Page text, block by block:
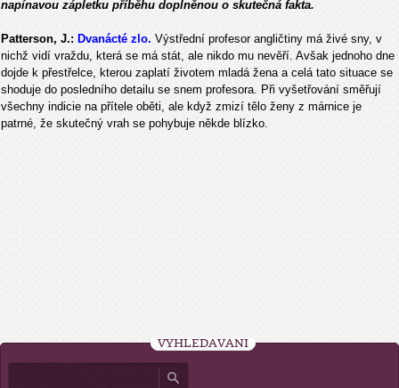
napínavou zápletku příběhu doplněnou o skutečná fakta.
Patterson, J.: Dvanácté zlo. Výstřední profesor angličtiny má živé sny, v
nichž vidí vraždu, která se má stát, ale nikdo mu nevěří. Avšak jednoho dne
dojde k přestřelce, kterou zaplatí životem mladá žena a celá tato situace se
shoduje do posledního detailu se snem profesora. Při vyšetřování směřují
všechny indicie na přítele oběti, ale když zmizí tělo ženy z márnice je
patrné, že skutečný vrah se pohybuje někde blízko.
VYHLEDÁVÁNÍ